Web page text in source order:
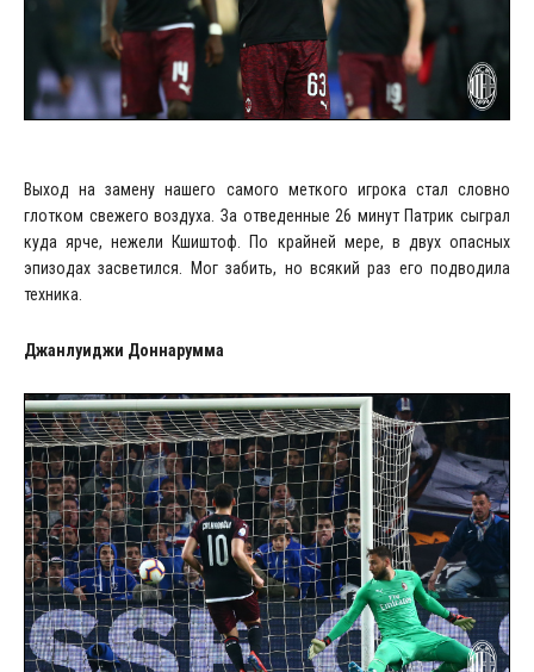
Выход на замену нашего самого меткого игрока стал словно
глотком свежего воздуха. За отведенные 26 минут Патрик сыграл
куда ярче, нежели Кшиштоф. По крайней мере, в двух опасных
эпизодах засветился. Мог забить, но всякий раз его подводила
техника.
Джанлуиджи Доннарумма